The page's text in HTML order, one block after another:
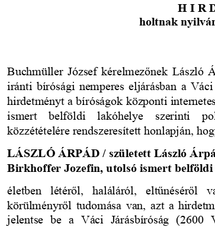
H I R
holtnak
Buchmüller József kérelmezőnek László
iránti bírósági nemperes eljárásban a
hirdetményt a bíróságok központi
ismert   belföldi   lakóhelye   szerinti
közzétételére rendszeresített honlapján,
LÁSZLÓ ÁRPÁD / született László
Birkhoffer Jozefin, utolsó ismert
életben   létéről,   haláláról,   eltűnéséről
körülményről tudomása van, azt a
jelentse   be   a   Váci   Járásbíróság   (2600